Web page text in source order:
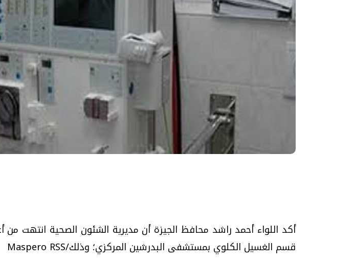
أكد اللواء أحمد راشد محافظ الجيزة أن مديرية الشئون الصحية انتهت
قسم الغسيل الكلوي بمستشفى البدرشين المركزي؛ وذلك/Maspero RSS
تحقيقات وحوارات تحقيقات وحوارات